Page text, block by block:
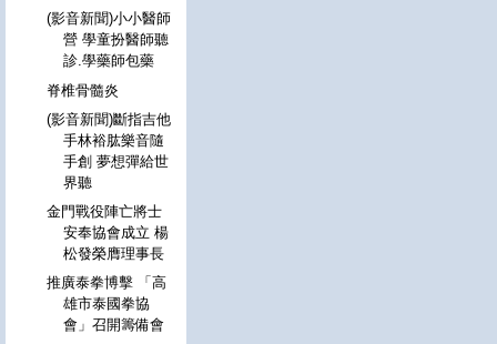
(影音新聞)小小醫師
營 學童扮醫師聽
診.學藥師包藥
脊椎骨髓炎
(影音新聞)斷指吉他
手林裕肱樂音隨
手創 夢想彈給世
界聽
金門戰役陣亡將士
安奉協會成立 楊
松發榮膺理事長
推廣泰拳博擊 「高
雄市泰國拳協
會」召開籌備會